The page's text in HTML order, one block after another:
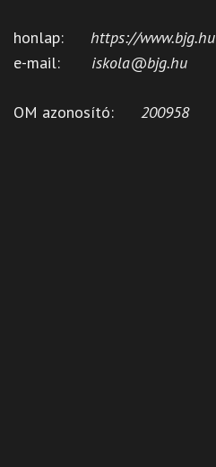
honlap: https://www.bjg.hu
e-mail: iskola@bjg.hu
OM azonosító: 200958